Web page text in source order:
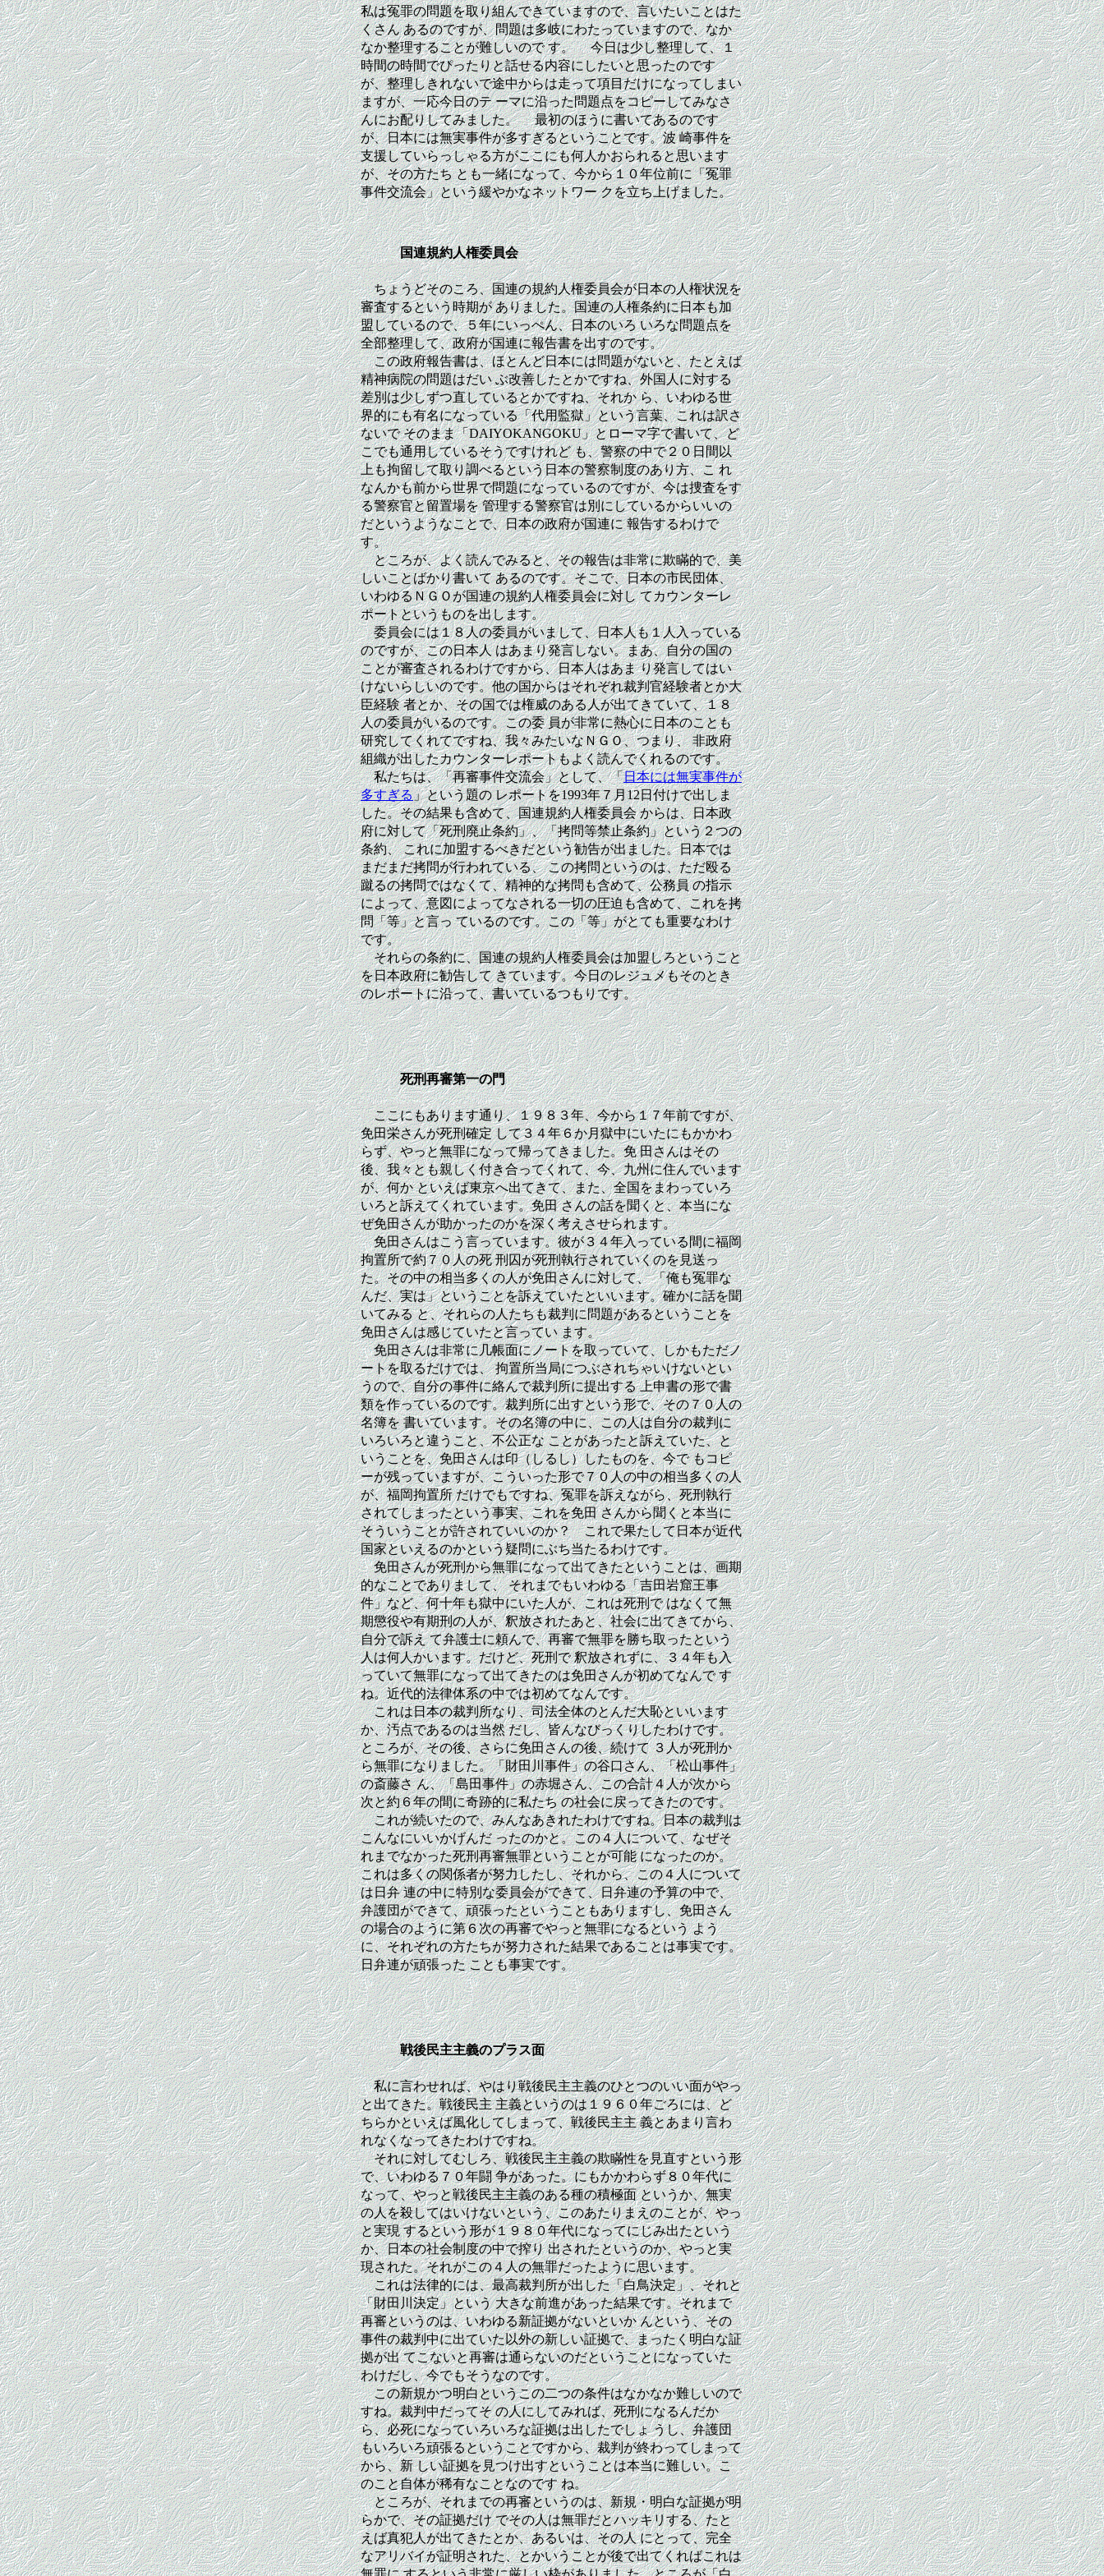
私は冤罪の問題を取り組んできていますので、言いたいことはた
くさん あるのですが、問題は多岐にわたっていますので、なか
なか整理することが難しいので す。 今日は少し整理して、１
時間の時間でぴったりと話せる内容にしたいと思ったのです
が、整理しきれないで途中からは走って項目だけになってしまい
ますが、一応今日のテ ーマに沿った問題点をコピーしてみなさ
んにお配りしてみました。 最初のほうに書いてあるのです
が、日本には無実事件が多すぎるということです。波 崎事件を
支援していらっしゃる方がここにも何人かおられると思います
が、その方たち とも一緒になって、今から１０年位前に「冤罪
事件交流会」という緩やかなネットワー クを立ち上げました。
国連規約人権委員会
ちょうどそのころ、国連の規約人権委員会が日本の人権状況を
審査するという時期が ありました。国連の人権条約に日本も加
盟しているので、５年にいっぺん、日本のいろ いろな問題点を
全部整理して、政府が国連に報告書を出すのです。
この政府報告書は、ほとんど日本には問題がないと、たとえば
精神病院の問題はだい ぶ改善したとかですね、外国人に対する
差別は少しずつ直しているとかですね、それか ら、いわゆる世
界的にも有名になっている「代用監獄」という言葉、これは訳さ
ないで そのまま「DAIYOKANGOKU」とローマ字で書いて、ど
こでも通用しているそうですけれど も、警察の中で２０日間以
上も拘留して取り調べるという日本の警察制度のあり方、こ れ
なんかも前から世界で問題になっているのですが、今は捜査をす
る警察官と留置場を 管理する警察官は別にしているからいいの
だというようなことで、日本の政府が国連に 報告するわけで
す。
ところが、よく読んでみると、その報告は非常に欺瞞的で、美
しいことばかり書いて あるのです。そこで、日本の市民団体、
いわゆるＮＧＯが国連の規約人権委員会に対し てカウンターレ
ポートというものを出します。
委員会には１８人の委員がいまして、日本人も１人入っている
のですが、この日本人 はあまり発言しない。まあ、自分の国の
ことが審査されるわけですから、日本人はあま り発言してはい
けないらしいのです。他の国からはそれぞれ裁判官経験者とか大
臣経験 者とか、その国では権威のある人が出てきていて、１８
人の委員がいるのです。この委 員が非常に熱心に日本のことも
研究してくれてですね、我々みたいなＮＧＯ、つまり、 非政府
組織が出したカウンターレポートもよく読んでくれるのです。
私たちは、「再審事件交流会」として、「日本には無実事件が
多すぎる」という題の レポートを1993年７月12日付けで出しま
した。その結果も含めて、国連規約人権委員会 からは、日本政
府に対して「死刑廃止条約」、「拷問等禁止条約」という２つの
条約、 これに加盟するべきだという勧告が出ました。日本では
まだまだ拷問が行われている、 この拷問というのは、ただ殴る
蹴るの拷問ではなくて、精神的な拷問も含めて、公務員 の指示
によって、意図によってなされる一切の圧迫も含めて、これを拷
問「等」と言っ ているのです。この「等」がとても重要なわけ
です。
それらの条約に、国連の規約人権委員会は加盟しろということ
を日本政府に勧告して きています。今日のレジュメもそのとき
のレポートに沿って、書いているつもりです。
死刑再審第一の門
ここにもあります通り、１９８３年、今から１７年前ですが、
免田栄さんが死刑確定 して３４年６か月獄中にいたにもかかわ
らず、やっと無罪になって帰ってきました。免 田さんはその
後、我々とも親しく付き合ってくれて、今、九州に住んでいます
が、何か といえば東京へ出てきて、また、全国をまわっていろ
いろと訴えてくれています。免田 さんの話を聞くと、本当にな
ぜ免田さんが助かったのかを深く考えさせられます。
免田さんはこう言っています。彼が３４年入っている間に福岡
拘置所で約７０人の死 刑囚が死刑執行されていくのを見送っ
た。その中の相当多くの人が免田さんに対して、 「俺も冤罪な
んだ、実は」ということを訴えていたといいます。確かに話を聞
いてみる と、それらの人たちも裁判に問題があるということを
免田さんは感じていたと言ってい ます。
免田さんは非常に几帳面にノートを取っていて、しかもただノ
ートを取るだけでは、 拘置所当局につぶされちゃいけないとい
うので、自分の事件に絡んで裁判所に提出する 上申書の形で書
類を作っているのです。裁判所に出すという形で、その７０人の
名簿を 書いています。その名簿の中に、この人は自分の裁判に
いろいろと違うこと、不公正な ことがあったと訴えていた、と
いうことを、免田さんは印（しるし）したものを、今で もコピ
ーが残っていますが、こういった形で７０人の中の相当多くの人
が、福岡拘置所 だけでもですね、冤罪を訴えながら、死刑執行
されてしまったという事実、これを免田 さんから聞くと本当に
そういうことが許されていいのか？ これで果たして日本が近代
国家といえるのかという疑問にぶち当たるわけです。
免田さんが死刑から無罪になって出てきたということは、画期
的なことでありまして、 それまでもいわゆる「吉田岩窟王事
件」など、何十年も獄中にいた人が、これは死刑で はなくて無
期懲役や有期刑の人が、釈放されたあと、社会に出てきてから、
自分で訴え て弁護士に頼んで、再審で無罪を勝ち取ったという
人は何人かいます。だけど、死刑で 釈放されずに、３４年も入
っていて無罪になって出てきたのは免田さんが初めてなんで す
ね。近代的法律体系の中では初めてなんです。
これは日本の裁判所なり、司法全体のとんだ大恥といいます
か、汚点であるのは当然 だし、皆んなびっくりしたわけです。
ところが、その後、さらに免田さんの後、続けて ３人が死刑か
ら無罪になりました。「財田川事件」の谷口さん、「松山事件」
の斎藤さ ん、「島田事件」の赤堀さん、この合計４人が次から
次と約６年の間に奇跡的に私たち の社会に戻ってきたのです。
これが続いたので、みんなあきれたわけですね。日本の裁判は
こんなにいいかげんだ ったのかと。この４人について、なぜそ
れまでなかった死刑再審無罪ということが可能 になったのか。
これは多くの関係者が努力したし、それから、この４人について
は日弁 連の中に特別な委員会ができて、日弁連の予算の中で、
弁護団ができて、頑張ったとい うこともありますし、免田さん
の場合のように第６次の再審でやっと無罪になるという よう
に、それぞれの方たちが努力された結果であることは事実です。
日弁連が頑張った ことも事実です。
戦後民主主義のプラス面
私に言わせれば、やはり戦後民主主義のひとつのいい面がやっ
と出てきた。戦後民主 主義というのは１９６０年ごろには、ど
ちらかといえば風化してしまって、戦後民主主 義とあまり言わ
れなくなってきたわけですね。
それに対してむしろ、戦後民主主義の欺瞞性を見直すという形
で、いわゆる７０年闘 争があった。にもかかわらず８０年代に
なって、やっと戦後民主主義のある種の積極面 というか、無実
の人を殺してはいけないという、このあたりまえのことが、やっ
と実現 するという形が１９８０年代になってにじみ出たという
か、日本の社会制度の中で搾り 出されたというのか、やっと実
現された。それがこの４人の無罪だったように思います。
これは法律的には、最高裁判所が出した「白鳥決定」、それと
「財田川決定」という 大きな前進があった結果です。それまで
再審というのは、いわゆる新証拠がないといか んという、その
事件の裁判中に出ていた以外の新しい証拠で、まったく明白な証
拠が出 てこないと再審は通らないのだということになっていた
わけだし、今でもそうなのです。
この新規かつ明白というこの二つの条件はなかなか難しいので
すね。裁判中だってそ の人にしてみれば、死刑になるんだか
ら、必死になっていろいろな証拠は出したでしょ うし、弁護団
もいろいろ頑張るということですから、裁判が終わってしまって
から、新 しい証拠を見つけ出すということは本当に難しい。こ
のこと自体が稀有なことなのです ね。
ところが、それまでの再審というのは、新規・明白な証拠が明
らかで、その証拠だけ でその人は無罪だとハッキリする、たと
えば真犯人が出てきたとか、あるいは、その人 にとって、完全
なアリバイが証明された、とかいうことが後で出てくればこれは